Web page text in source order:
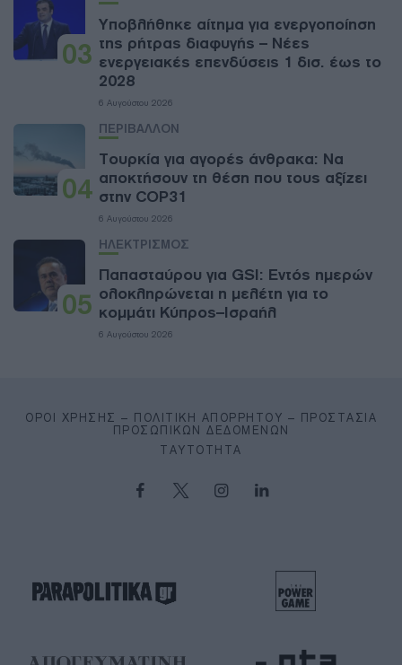
03
Υποβλήθηκε αίτημα για ενεργοποίηση
της ρήτρας διαφυγής – Νέες
ενεργειακές επενδύσεις 1 δισ. έως το
2028
6 Αυγούστου 2026
04
ΠΕΡΙΒΑΛΛΟΝ
Τουρκία για αγορές άνθρακα: Να
αποκτήσουν τη θέση που τους αξίζει
στην COP31
6 Αυγούστου 2026
05
ΗΛΕΚΤΡΙΣΜΟΣ
Παπασταύρου για GSI: Εντός ημερών
ολοκληρώνεται η μελέτη για το
κομμάτι Κύπρος–Ισραήλ
6 Αυγούστου 2026
ΌΡΟΙ ΧΡΉΣΗΣ – ΠΟΛΙΤΙΚΉ ΑΠΟΡΡΉΤΟΥ – ΠΡΟΣΤΑΣΊΑ
ΠΡΟΣΩΠΙΚΏΝ ΔΕΔΟΜΈΝΩΝ
ΤΑΥΤΌΤΗΤΑ